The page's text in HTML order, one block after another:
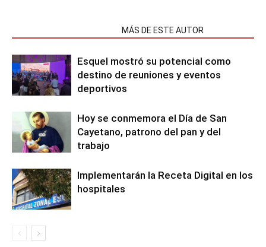
MÁS DE ESTE AUTOR
Esquel mostró su potencial como
destino de reuniones y eventos
deportivos
Hoy se conmemora el Día de San
Cayetano, patrono del pan y del
trabajo
Implementarán la Receta Digital en los
hospitales